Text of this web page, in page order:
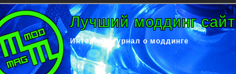
Лучший моддинг сайт
Интернет-журнал о моддинге